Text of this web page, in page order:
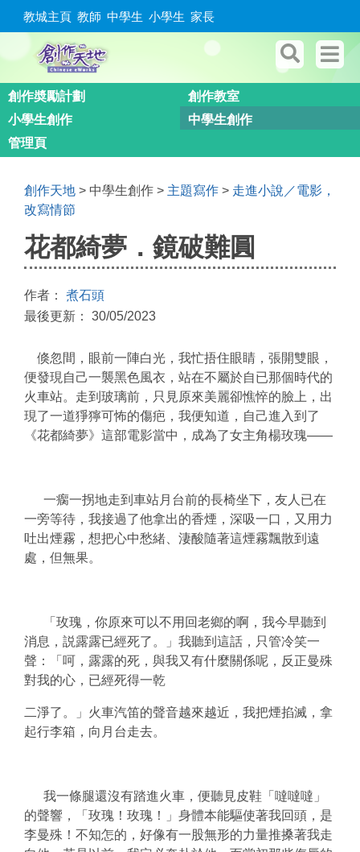
教城主頁 教師 中學生 小學生 家長
創作奬勵計劃
創作教室
小學生創作
中學生創作
管理頁
創作天地 > 中學生創作 > 主題寫作 > 走進小說／電影，
改寫情節
花都綺夢．鏡破難圓
作者： 煮石頭
最後更新： 30/05/2023
倏忽間，眼前一陣白光，我忙捂住眼睛，張開雙眼，
便發現自己一襲黑色風衣，站在不屬於自已那個時代的
火車站。走到玻璃前，只見原來美麗卻憔悴的臉上，出
現了一道猙獰可怖的傷疤，我便知道，自己進入到了
《花都綺夢》這部電影當中，成為了女主角楊玫瑰——
一瘸一拐地走到車站月台前的長椅坐下，友人已在
一旁等待，我接過了他拿出的香煙，深吸一口，又用力
吐出煙霧，想把心中愁緒、淒酸隨著這煙霧飄散到遠
處，但無果。
「玫瑰，你原來可以不用回老鄉的啊，我今早聽到
消息，説露露已經死了。」我聽到這話，只管冷笑一
聲：「呵，露露的死，與我又有什麼關係呢，反正曼殊
對我的心，已經死得一乾
二淨了。」火車汽笛的聲音越來越近，我把煙掐滅，拿
起行李箱，向月台走去。
我一條腿還沒有踏進火車，便聽見皮鞋「噠噠噠」
的聲響，「玫瑰！玫瑰！」身體本能驅使著我回頭，是
李曼殊！不知怎的，好像有一股無形的力量推搡著我走